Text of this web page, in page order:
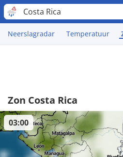
Costa Rica
Neerslagradar Temperatuur
Zon Costa Rica
03:00